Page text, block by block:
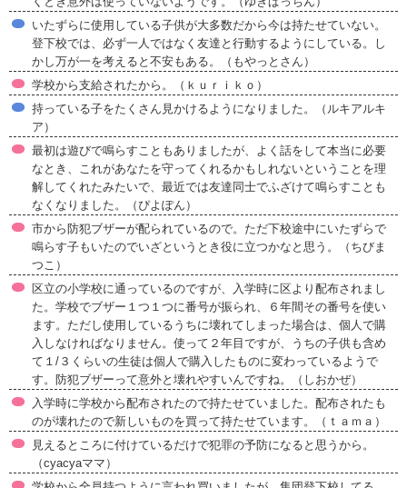
いたずらに使用している子供が大多数だから今は持たせていない。
登下校では、必ず一人ではなく友達と行動するようにしている。し
かし万が一を考えると不安もある。（もやっとさん）
学校から支給されたから。（ｋｕｒｉｋｏ）
持っている子をたくさん見かけるようになりました。（ルキアルキ
ア）
最初は遊びで鳴らすこともありましたが、よく話をして本当に必要
なとき、これがあなたを守ってくれるかもしれないということを理
解してくれたみたいで、最近では友達同士でふざけて鳴らすことも
なくなりました。（ぴよぽん）
市から防犯ブザーが配られているので。ただ下校途中にいたずらで
鳴らす子もいたのでいざというとき役に立つかなと思う。（ちびま
つこ）
区立の小学校に通っているのですが、入学時に区より配布されまし
た。学校でブザー１つ１つに番号が振られ、６年間その番号を使い
ます。ただし使用しているうちに壊れてしまった場合は、個人で購
入しなければなりません。使って２年目ですが、うちの子供も含め
て１/３くらいの生徒は個人で購入したものに変わっているようで
す。防犯ブザーって意外と壊れやすいんですね。（しおかぜ）
入学時に学校から配布されたので持たせていました。配布されたも
のが壊れたので新しいものを買って持たせています。（ｔａｍａ）
見えるところに付けているだけで犯罪の予防になると思うから。
（cyacyaママ）